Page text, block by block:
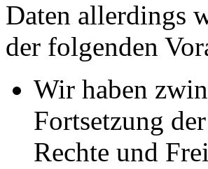
Daten allerdings
der folgenden
Wir haben
Fortsetzung
Rechte und